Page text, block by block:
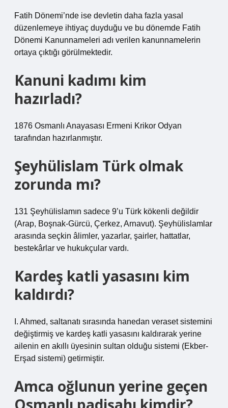
Fatih Dönemi’nde ise devletin daha fazla yasal
düzenlemeye ihtiyaç duyduğu ve bu dönemde Fatih
Dönemi Kanunnameleri adı verilen kanunnamelerin
ortaya çıktığı görülmektedir.
Kanuni kadımı kim
hazırladı?
1876 ​​Osmanlı Anayasası Ermeni Krikor Odyan
tarafından hazırlanmıştır.
Şeyhülislam Türk olmak
zorunda mı?
131 Şeyhülislamın sadece 9’u Türk kökenli değildir
(Arap, Boşnak-Gürcü, Çerkez, Arnavut). Şeyhülislamlar
arasında seçkin âlimler, yazarlar, şairler, hattatlar,
bestekârlar ve hukukçular vardı.
Kardeş katli yasasını kim
kaldırdı?
I. Ahmed, saltanatı sırasında hanedan veraset sistemini
değiştirmiş ve kardeş katli yasasını kaldırarak yerine
ailenin en akıllı üyesinin sultan olduğu sistemi (Ekber-
Erşad sistemi) getirmiştir.
Amca oğlunun yerine geçen